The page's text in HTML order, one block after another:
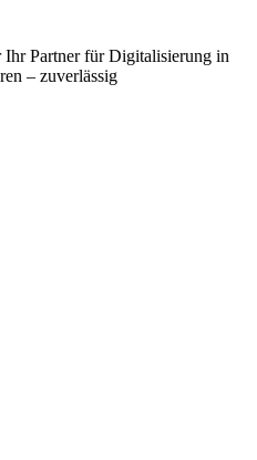
Partner für Digitalisierung in
– zuverlässig